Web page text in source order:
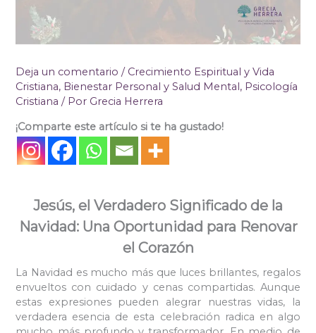
Deja un comentario / Crecimiento Espiritual y Vida
Cristiana, Bienestar Personal y Salud Mental, Psicología
Cristiana / Por Grecia Herrera
¡Comparte este artículo si te ha gustado!
Jesús, el Verdadero Significado de la
Navidad: Una Oportunidad para Renovar
el Corazón
La Navidad es mucho más que luces brillantes, regalos
envueltos con cuidado y cenas compartidas. Aunque
estas expresiones pueden alegrar nuestras vidas, la
verdadera esencia de esta celebración radica en algo